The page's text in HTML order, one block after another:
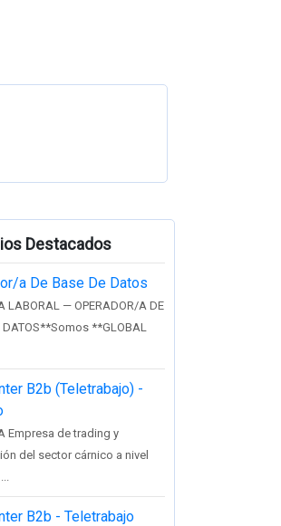
Destacados
a De Base De Datos
LABORAL — OPERADOR/A DE
DATOS**Somos **GLOBAL
B2b (Teletrabajo) -
Empresa de trading y
del sector cárnico a nivel
B2b - Teletrabajo